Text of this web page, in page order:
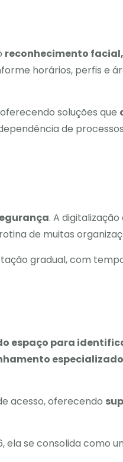
reconhecimento
horários, perfis e
soluções que
de
. A digitalização
de muitas
gradual, com
espaço para
especializado
acesso, oferecendo
se consolida como